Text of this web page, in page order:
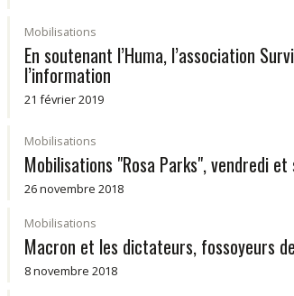
Mobilisations
En soutenant l’Huma, l’association
l’information
21 février 2019
Mobilisations
Mobilisations "Rosa Parks", vendredi et
26 novembre 2018
Mobilisations
Macron et les dictateurs, fossoyeurs
8 novembre 2018